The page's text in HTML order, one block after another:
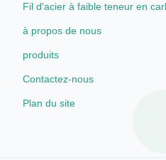
Fil d'acier à faible teneur en
à propos de nous
produits
Contactez-nous
Plan du site